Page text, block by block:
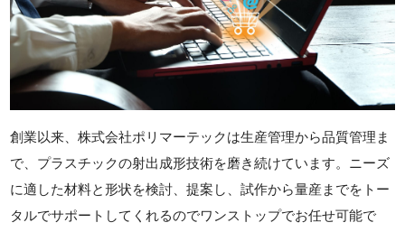
創業以来、株式会社ポリマーテックは生産管理から品質管理ま
で、プラスチックの射出成形技術を磨き続けています。ニーズ
に適した材料と形状を検討、提案し、試作から量産までをトー
タルでサポートしてくれるのでワンストップでお任せ可能で